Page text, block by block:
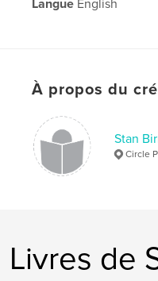
Langue English
À propos du
Stan
Circle
Livres de